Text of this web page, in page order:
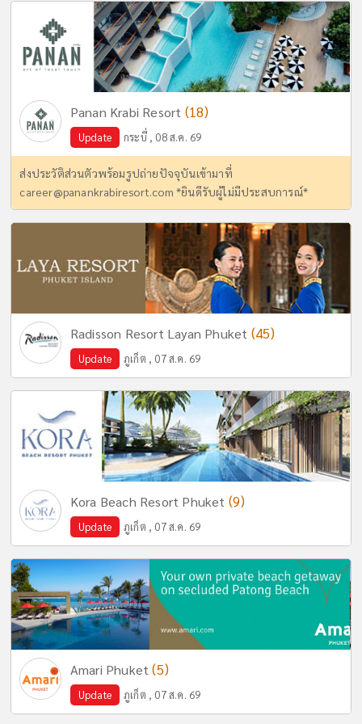
Panan Krabi Resort (18)
Update กระบี่ , 08 ส.ค. 69
ส่งประวัติส่วนตัวพร้อมรูปถ่ายปัจจุบันเข้ามาที่
career@panankrabiresort.com *ยินดีรับผู้ไม่มีประสบการณ์*
Radisson Resort Layan Phuket (45)
Update ภูเก็ต , 07 ส.ค. 69
Kora Beach Resort Phuket (9)
Update ภูเก็ต , 07 ส.ค. 69
Amari Phuket(5)
Update ภูเก็ต , 07 ส.ค. 69